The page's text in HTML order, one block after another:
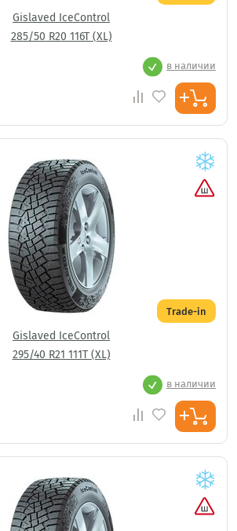
Gislaved IceControl
285/50 R20 116T (XL)
в наличии
Trade-in
Gislaved IceControl
295/40 R21 111T (XL)
в наличии